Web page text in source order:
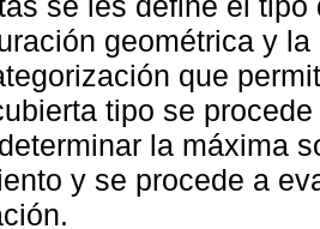
geométrica y
que
tipo se
la máxima
y se procede a